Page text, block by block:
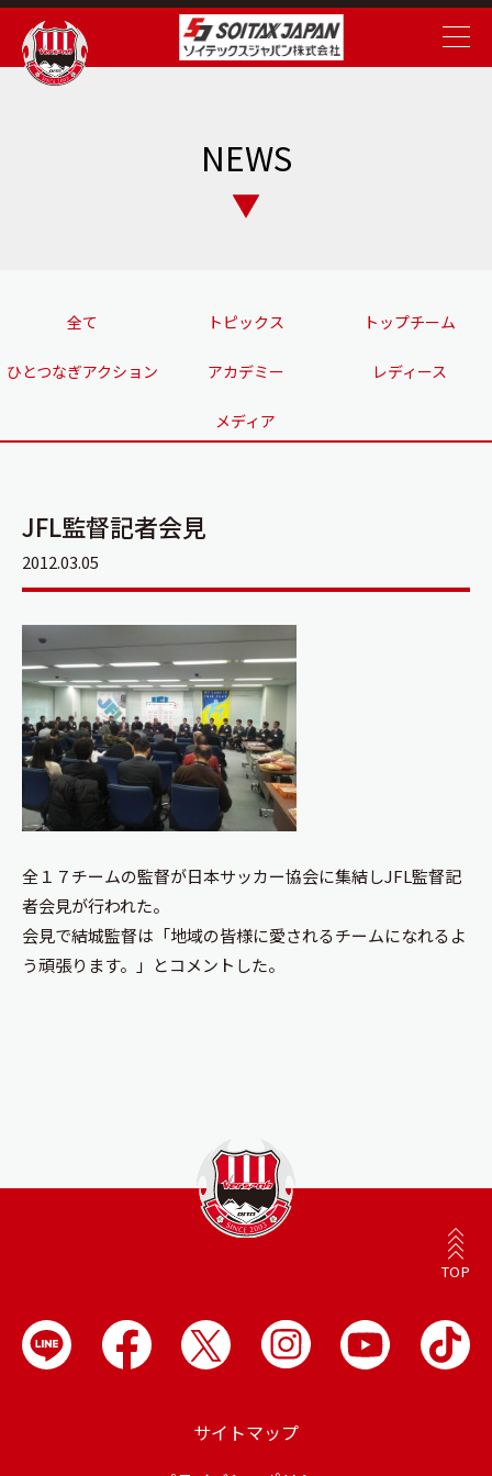
NEWS
全て トピックス トップチーム
ひとつなぎアクション アカデミー レディース
メディア
JFL監督記者会見
2012.03.05
全１７チームの監督が日本サッカー協会に集結しJFL監督記
者会見が行われた。
会見で結城監督は「地域の皆様に愛されるチームになれるよ
う頑張ります。」とコメントした。
TOP
サイトマップ